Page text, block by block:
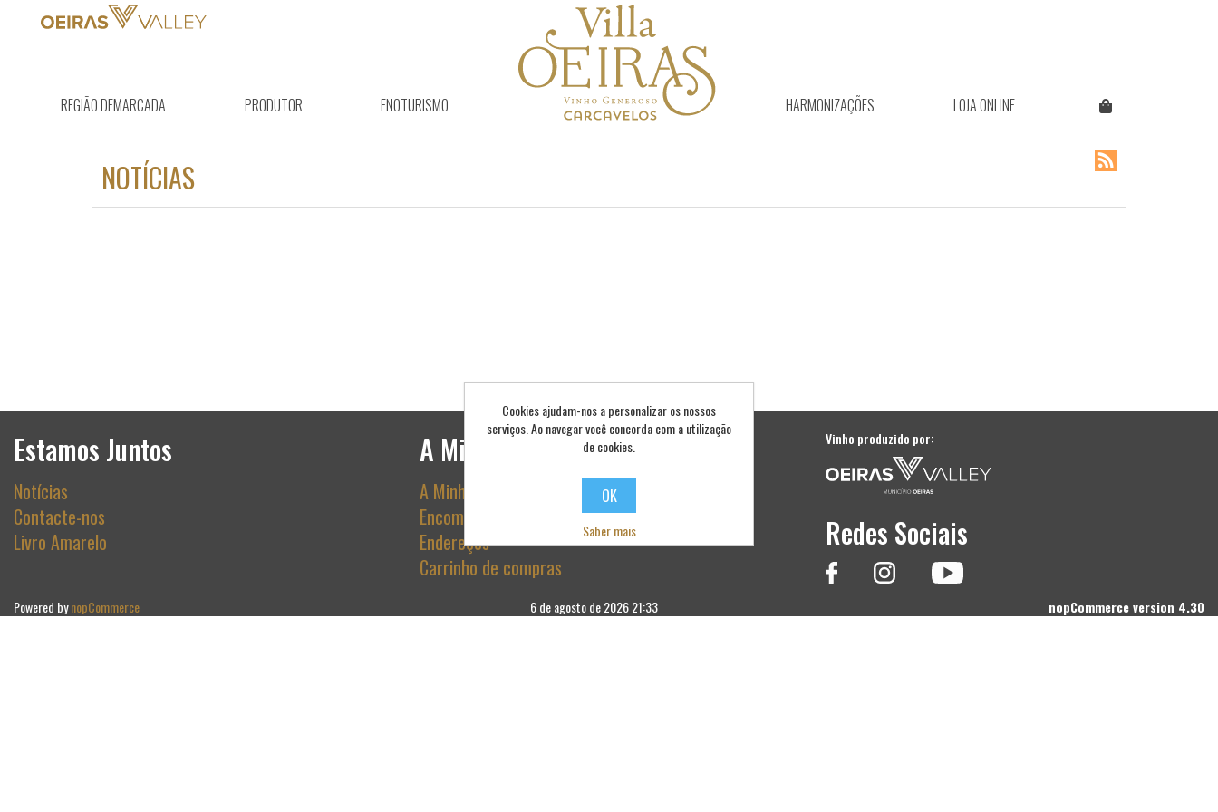
REGIÃO DEMARCADA PRODUTOR ENOTURISMO HARMONIZAÇÕES LOJA ONLINE
NOTÍCIAS
Estamos Juntos
Notícias
Contacte-nos
Livro Amarelo
A Minha Conta
A Minha Conta
Encomendas
Endereços
Carrinho de compras
Vinho produzido por:
Redes Sociais
Powered bynopCommerce nopCommerce version 4.30
6 de agosto de 2026 21:33
Cookies ajudam-nos a personalizar os nossos
serviços. Ao navegar você concorda com a utilização
de cookies.
OK
Saber mais